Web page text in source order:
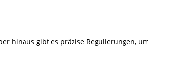
hinaus gibt es präzise Regulierungen, um